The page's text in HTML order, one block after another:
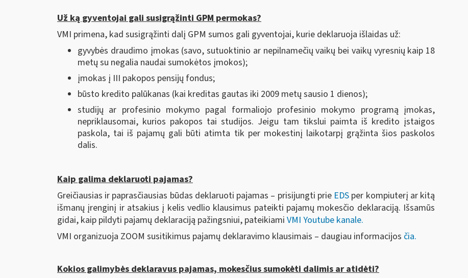
Už ką gyventojai gali susigrąžinti GPM permokas?
VMI primena, kad susigrąžinti dalį GPM sumos gali gyventojai, kurie deklaruoja išlaidas už:
gyvybės draudimo įmokas (savo, sutuoktinio ar nepilnamečių vaikų bei vaikų vyresnių kaip 18
metų su negalia naudai sumokėtos įmokos);
įmokas į III pakopos pensijų fondus;
būsto kredito palūkanas (kai kreditas gautas iki 2009 metų sausio 1 dienos);
studijų ar profesinio mokymo pagal formaliojo profesinio mokymo programą įmokas,
nepriklausomai, kurios pakopos tai studijos. Jeigu tam tikslui paimta iš kredito įstaigos
paskola, tai iš pajamų gali būti atimta tik per mokestinį laikotarpį grąžinta šios paskolos
dalis.
Kaip galima deklaruoti pajamas?
Greičiausias ir paprasčiausias būdas deklaruoti pajamas – prisijungti prie EDS per kompiuterį ar kitą
išmanų įrenginį ir atsakius į kelis vedlio klausimus pateikti pajamų mokesčio deklaraciją. Išsamūs
gidai, kaip pildyti pajamų deklaraciją pažingsniui, pateikiami VMI Youtube kanale.
VMI organizuoja ZOOM susitikimus pajamų deklaravimo klausimais – daugiau informacijos čia.
Kokios galimybės deklaravus pajamas, mokesčius sumokėti dalimis ar atidėti?